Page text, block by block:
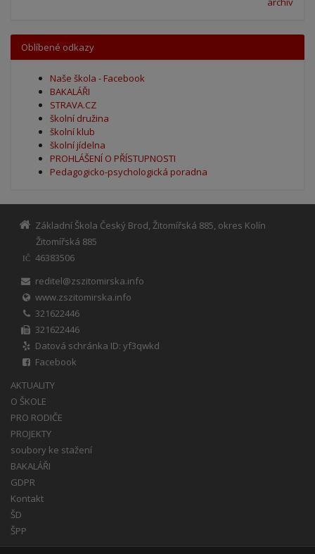
Oblíbené odkazy
Naše škola - Facebook
BAKALÁŘI
STRAVA.CZ
školní družina
školní klub
školní jídelna
PROHLÁŠENÍ O PŘÍSTUPNOSTI
Pedagogicko-psychologická poradna
Základní Škola Český Brod, Žitomířská 885, okres Kolín
Žitomířská 885
IČ
46383506
reditel@zszitomirska.info
www.zszitomirska.info
321622446
321622446
Datová schránka ID: yf3qwkd
Facebook
AKTUALITY
O ŠKOLE
PRO RODIČE
PROJEKTY
soubory ke stažení
BAKALÁŘI
GDPR
Kontakt
ŠD
ŠPP